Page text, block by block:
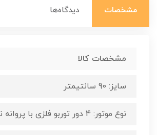
مشخصات دیدگاه‌ها
مشخصات کالا
سایز: 90 سانتیمتر
نوع موتور: 4 دور توربو فلزی با پروانه نسوز